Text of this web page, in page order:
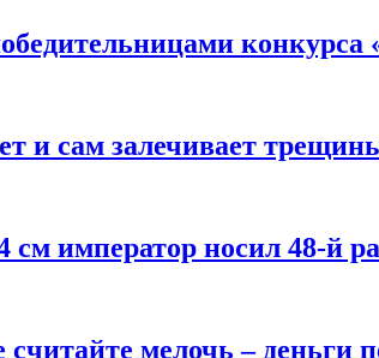
и сам залечивает
император носил 48-й
мелочь – деньги